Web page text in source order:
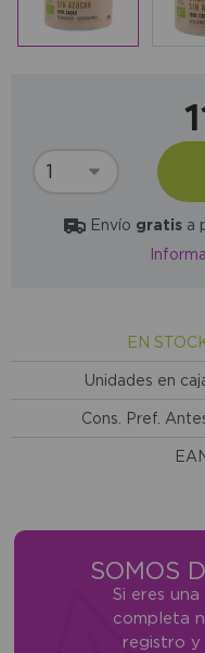
Envío gratisa
EN
Unidades en
Cons. Pref.
SOMOS
Si eres
completa
registro y